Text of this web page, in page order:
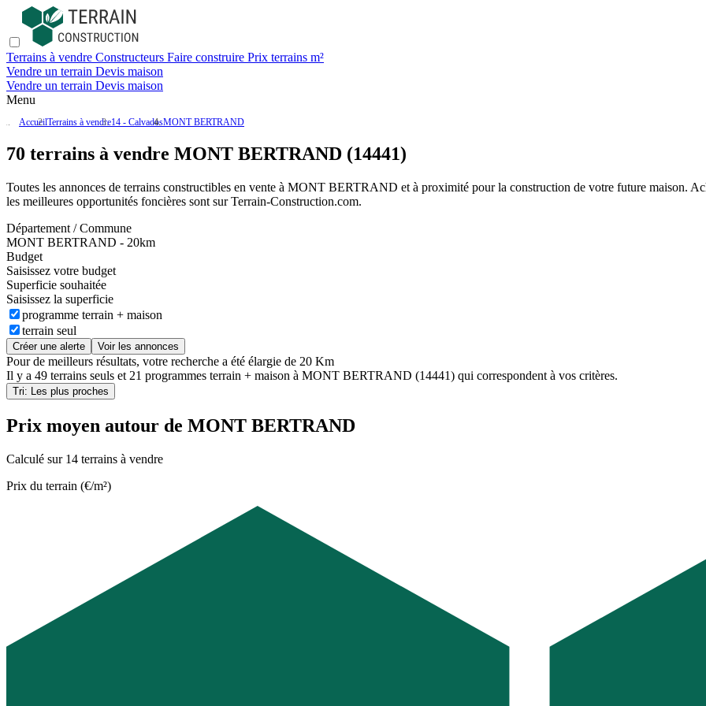
Terrains à vendre Constructeurs Faire construire Prix terrains m²
Vendre un terrain Devis maison
Vendre un terrain Devis maison
Menu
AccueilTerrains à vendre14 - CalvadosMONT BERTRAND
70 terrains à vendre MONT BERTRAND (14441)
Toutes les annonces de terrains constructibles en vente à MONT BERTRAND et à proximité pour la construction de votre future maison.
les meilleures opportunités foncières sont surTerrain-Construction.com.
Département / Commune
MONT BERTRAND - 20km
Budget
Saisissez votre budget
Superficie souhaitée
Saisissez la superficie
programme terrain + maison
terrain seul
Créer une alerte Voir les annonces
Pour de meilleurs résultats, votre recherche a été élargie de 20 Km
Il y a 49 terrains seuls et 21 programmes terrain + maison à MONT BERTRAND (14441) qui correspondent à vos critères.
Tri: Les plus proches
Prix moyen autour de MONT BERTRAND
Calculé sur 14 terrains à vendre
Prix du terrain (€/m²)